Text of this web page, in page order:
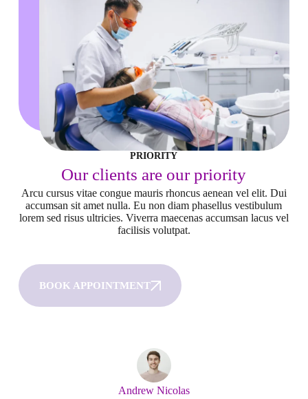
PRIORITY
Our clients are our priority
Arcu cursus vitae congue mauris rhoncus aenean vel elit. Dui
accumsan sit amet nulla. Eu non diam phasellus vestibulum
lorem sed risus ultricies. Viverra maecenas accumsan lacus vel
facilisis volutpat.
BOOK APPOINTMENT
Andrew Nicolas